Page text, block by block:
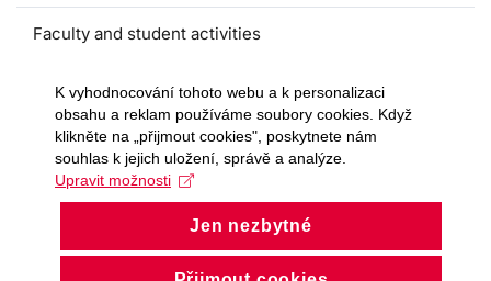
Faculty and student activities
Projects and strategic partnerships
Documents
European sustainable development week
Currently
K vyhodnocování tohoto webu a k personalizaci
obsahu a reklam používáme soubory cookies. Když
klikněte na „přijmout cookies", poskytnete nám
souhlas k jejich uložení, správě a analýze.
Upravit možnosti
Jen nezbytné